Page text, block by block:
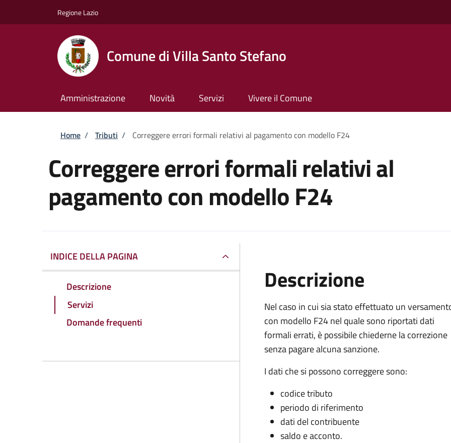
Regione Lazio
Comune di Villa Santo Stefano
Amministrazione Novità Servizi Vivere il Comune
Briciole di pane
Home / Tributi / Correggere errori formali relativi al pagamento con modello F24
Correggere errori formali relativi al
pagamento con modello F24
INDICE DELLA PAGINA
Descrizione
Servizi
Domande frequenti
Descrizione
Nel caso in cui sia stato effettuato un
con modello F24 nel quale sono riportati dati
formali errati, è possibile chiederne la correzione
senza pagare alcuna sanzione.
I dati che si possono correggere sono:
codice tributo
periodo di riferimento
dati del contribuente
saldo e acconto.